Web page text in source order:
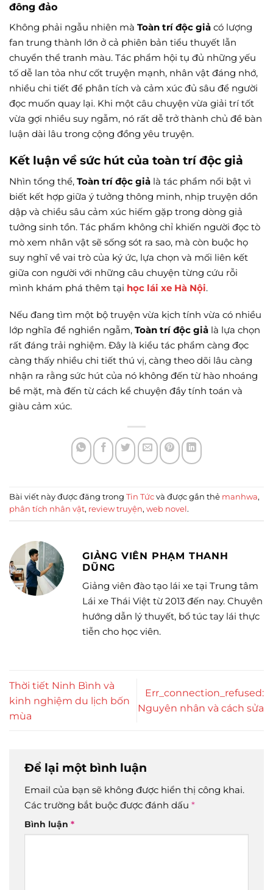
đông đảo
Không phải ngẫu nhiên mà Toàn trí độc giả có lượng
fan trung thành lớn ở cả phiên bản tiểu thuyết lẫn
chuyển thể tranh màu. Tác phẩm hội tụ đủ những yếu
tố dễ lan tỏa như cốt truyện mạnh, nhân vật đáng nhớ,
nhiều chi tiết để phân tích và cảm xúc đủ sâu để người
đọc muốn quay lại. Khi một câu chuyện vừa giải trí tốt
vừa gợi nhiều suy ngẫm, nó rất dễ trở thành chủ đề bàn
luận dài lâu trong cộng đồng yêu truyện.
Kết luận về sức hút của toàn trí độc giả
Nhìn tổng thể, Toàn trí độc giả là tác phẩm nổi bật vì
biết kết hợp giữa ý tưởng thông minh, nhịp truyện dồn
dập và chiều sâu cảm xúc hiếm gặp trong dòng giả
tưởng sinh tồn. Tác phẩm không chỉ khiến người đọc tò
mò xem nhân vật sẽ sống sót ra sao, mà còn buộc họ
suy nghĩ về vai trò của ký ức, lựa chọn và mối liên kết
giữa con người với những câu chuyện từng cứu rỗi
mình khám phá thêm tại học lái xe Hà Nội.
Nếu đang tìm một bộ truyện vừa kịch tính vừa có nhiều
lớp nghĩa để nghiền ngẫm, Toàn trí độc giả là lựa chọn
rất đáng trải nghiệm. Đây là kiểu tác phẩm càng đọc
càng thấy nhiều chi tiết thú vị, càng theo dõi lâu càng
nhận ra rằng sức hút của nó không đến từ hào nhoáng
bề mặt, mà đến từ cách kể chuyện đầy tính toán và
giàu cảm xúc.
Bài viết này được đăng trong Tin Tức và được gắn thẻ manhwa,
phân tích nhân vật, review truyện, web novel.
GIẢNG VIÊN PHẠM THANH
DŨNG
Giảng viên đào tạo lái xe tại Trung tâm
Lái xe Thái Việt từ 2013 đến nay. Chuyên
hướng dẫn lý thuyết, bổ túc tay lái thực
tiễn cho học viên.
Thời tiết Ninh Bình và
kinh nghiệm du lịch bốn
mùa
Err_connection_refused:
Nguyên nhân và cách sửa
Để lại một bình luận
Email của bạn sẽ không được hiển thị công khai.
Các trường bắt buộc được đánh dấu *
Bình luận *